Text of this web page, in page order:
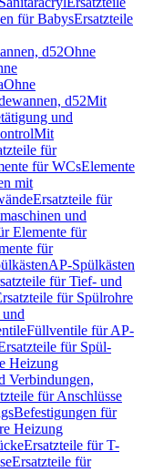
für BabysErsatzteile
d52Ohne
Ohne
d52Mit
und
Mit
für
für WCsElemente
mit
Ersatzteile für
und
Elemente für
für
AP-Spülkästen
für Tief- und
für Spülrohre
Füllventile für AP-
für Spül-
Heizung
Verbindungen,
für Anschlüsse
Befestigungen für
Heizung
Ersatzteile für T-
Ersatzteile für